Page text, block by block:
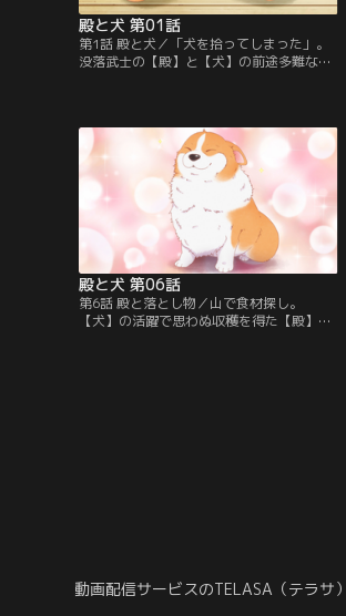
殿と犬 第01話
第1話 殿と犬／「犬を拾ってしまった」。
没落武士の【殿】と【犬】の前途多難な主
殿と犬 第06話
第6話 殿と落とし物／山で食材探し。
【犬】の活躍で思わぬ収穫を得た【殿】だ
動画配信サービスのTELASA（テラサ）